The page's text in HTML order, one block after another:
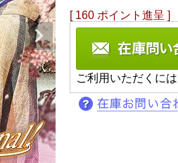
[ 160 ポイント進呈 ]
ご利用いただくに